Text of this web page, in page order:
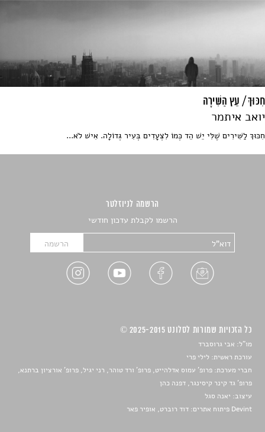
חִכּוּךְ / עֵץ הַשִּׁירָה
יואב איתמר
חִכּוּךְ לַשִּׁירִים שֶׁלִּי יֵשׁ הֵד כְּמוֹ לִצְעָדִים בְּעִיר גְּדוֹלָה. אִישׁ לֹא...
הרשמה לניוזלטר
הרשמו לקבלת עדכון חודשי
כל הזכויות שמורות לסלונט 2025-2015 ©
מו"ל: אבי גרוסברד
עורכת ראשית: לילי פרי
חברי מערכת: פרופ' עמוס אדלהייט, פרופ' ורד טוהר, רני יגיל, פרופ' אורציון ברתנא,
פרופ' גד קינר קיסינגר, דפנה כהן
עיצוב: יאנה סגל
Devint פיתוח אתרים: דוד רוברט, אופיר פאר